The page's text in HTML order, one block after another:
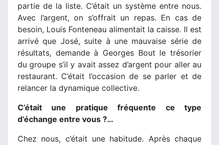
partie de la liste. C’était un système entre nous.
Avec l’argent, on s’offrait un repas. En cas de
besoin, Louis Fonteneau alimentait la caisse. Il est
arrivé que José, suite à une mauvaise série de
résultats, demande à Georges Bout le trésorier
du groupe s’il y avait assez d’argent pour aller au
restaurant. C’était l’occasion de se parler et de
relancer la dynamique collective.
C’était une pratique fréquente ce type
d’échange entre vous ?…
Chez nous, c’était une habitude. Après chaque